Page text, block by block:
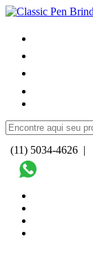
(11) 5034-4626 |